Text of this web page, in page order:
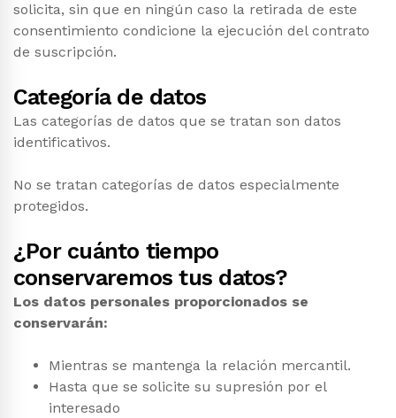
solicita, sin que en ningún caso la retirada de este
consentimiento condicione la ejecución del contrato
de suscripción.
Categoría de datos
Las categorías de datos que se tratan son datos
identificativos.
No se tratan categorías de datos especialmente
protegidos.
¿Por cuánto tiempo
conservaremos tus datos?
Los datos personales proporcionados se
conservarán:
Mientras se mantenga la relación mercantil.
Hasta que se solicite su supresión por el
interesado